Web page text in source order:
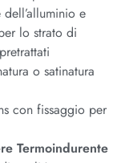
e
lo strato di
o satinatura
con fissaggio per
Termoindurente